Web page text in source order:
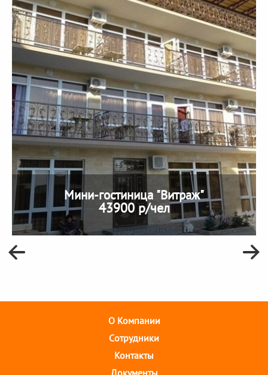
Мини-гостиница "Витраж"
43900 р/чел
О Компании
Cотрудники
Контакты
Документы